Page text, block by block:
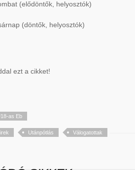
(elődöntők, helyosztók)
(döntők, helyosztók)
ezt a cikket!
as Eb
Utánpótlás Válogatottak